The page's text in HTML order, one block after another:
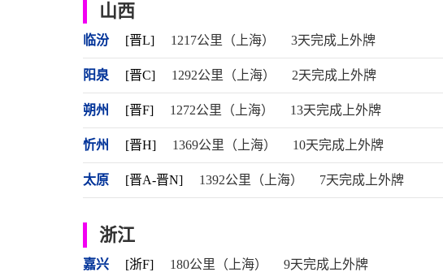
山西
临汾 [晋L] 1217公里（上海） 3天完成上外牌
阳泉 [晋C] 1292公里（上海） 2天完成上外牌
朔州 [晋F] 1272公里（上海） 13天完成上外牌
忻州 [晋H] 1369公里（上海） 10天完成上外牌
太原 [晋A-晋N] 1392公里（上海） 7天完成上外牌
浙江
嘉兴 [浙F] 180公里（上海） 9天完成上外牌